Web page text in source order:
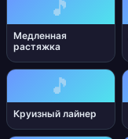
🎵
Медленная
растяжка
🎵
Круизный лайнер